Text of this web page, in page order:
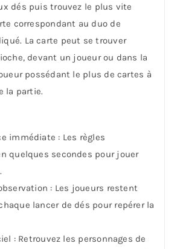
dés puis trouvez le plus vite
correspondant au duo de
La carte peut se trouver
devant un joueur ou dans la
possédant le plus de cartes à
la partie.
immédiate : Les règles
quelques secondes pour jouer
: Les joueurs restent
lancer de dés pour repérer la
: Retrouvez les personnages de